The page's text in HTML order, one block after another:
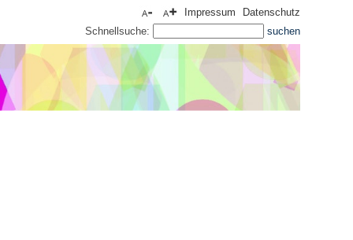
Impressum
Datenschutz
Schnellsuche: